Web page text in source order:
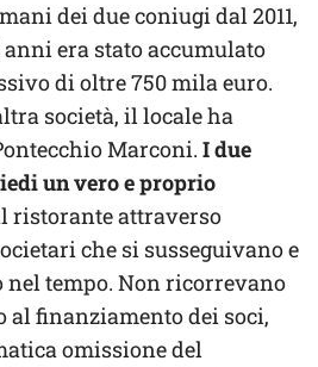
dei due coniugi dal 2011,
era stato accumulato
di oltre 750 mila euro.
società, il locale ha
Marconi. I due
un vero e proprio
ristorante attraverso
che si susseguivano e
tempo. Non ricorrevano
al finanziamento dei soci,
omissione del